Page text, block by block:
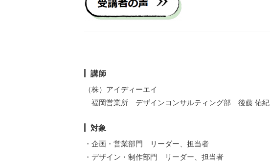
講師
（株）アイディーエイ
福岡営業所 デザインコンサルティング部 後藤 佑紀
対象
・企画・営業部門 リーダー、担当者
・デザイン・制作部門 リーダー、担当者